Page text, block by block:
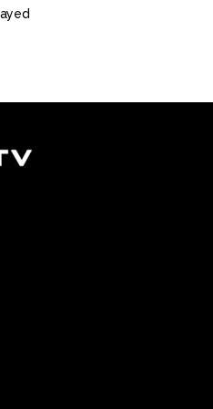
podczas uroczystej Gali
wspaniałą okazją do
jest Samorząd